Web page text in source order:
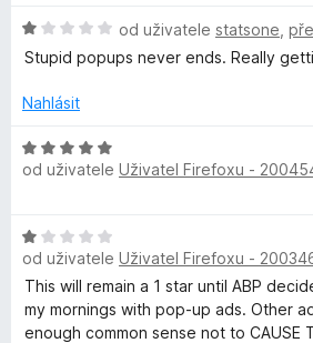
5
z
n
1
5
H
o
n
c
e
:
1
z
5
od uživatele statsone
Stupid popups never ends. Really
Nahlásit
H
o
o
c
e
n
od uživatele Uživatel Firefoxu -
H
o
d
n
o
od uživatele Uživatel Firefoxu -
This will remain a 1 star until ABP
my mornings with pop-up ads. Other
enough common sense not to CAUSE